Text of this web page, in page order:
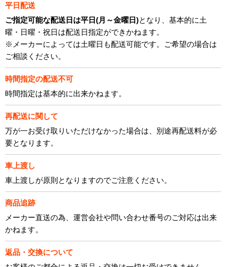
平日配送
ご指定可能な配送日は平日(月～金曜日)となり、基本的に土
曜・日曜・祝日は配送日指定ができかねます。
※メーカーによっては土曜日も配送可能です。ご希望の場合は
ご相談ください。
時間指定の配送不可
時間指定は基本的に出来かねます。
再配送に関して
万が一お受け取りいただけなかった場合は、別途再配送料が必
要となります。
車上渡し
車上渡しが原則となりますのでご注意ください。
商品追跡
メーカー直送の為、運営会社や問い合わせ番号のご対応は出来
かねます。
返品・交換について